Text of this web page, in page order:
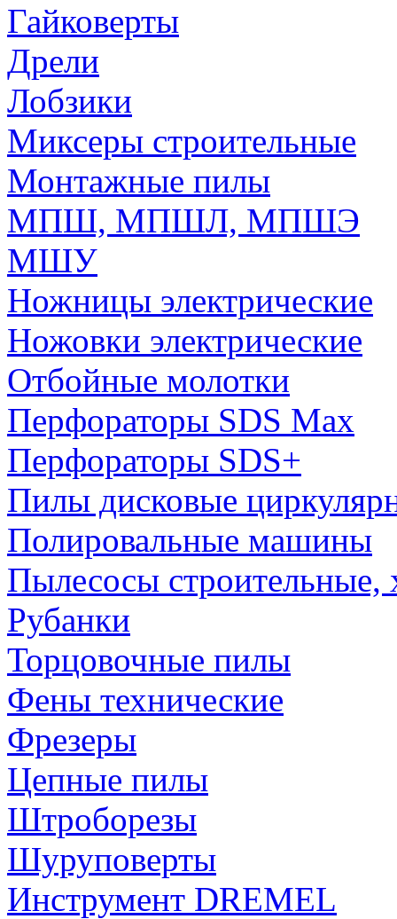
Гайковерты
Дрели
Лобзики
Миксеры строительные
Монтажные пилы
МПШ, МПШЛ, МПШЭ
МШУ
Ножницы электрические
Ножовки электрические
Отбойные молотки
Перфораторы SDS Max
Перфораторы SDS+
Пилы дисковые
Полировальные машины
Пылесосы строительные,
Рубанки
Торцовочные пилы
Фены технические
Фрезеры
Цепные пилы
Штроборезы
Шуруповерты
Инструмент DREMEL